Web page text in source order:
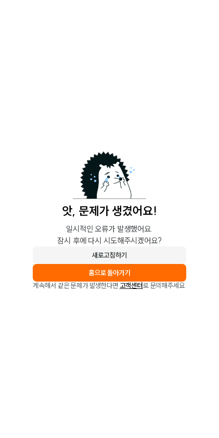
앗, 문제가 생겼어요!
일시적인 오류가 발생했어요.
잠시 후에 다시 시도해주시겠어요?
새로고침하기
홈으로 돌아가기
계속해서 같은 문제가 발생한다면 고객센터로 문의해주세요.